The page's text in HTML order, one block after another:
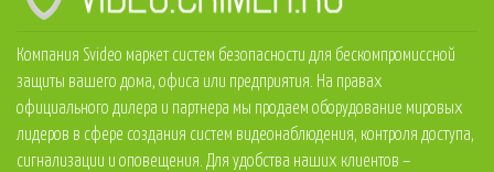
Компания Svideo маркет систем безопасности для бескомпромиссной
защиты вашего дома, офиса или предприятия. На правах
официального дилера и партнера мы продаем оборудование мировых
лидеров в сфере создания систем видеонаблюдения, контроля доступа,
сигнализации и оповещения. Для удобства наших клиентов –